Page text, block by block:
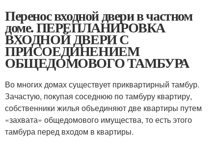
Перенос входной двери в частном
доме. ПЕРЕПЛАНИРОВКА
ВХОДНОЙ ДВЕРИ С
ПРИСОЕДИНЕНИЕМ
ОБЩЕДОМОВОГО ТАМБУРА
Во многих домах существует приквартирный тамбур.
Зачастую, покупая соседнюю по тамбуру квартиру,
собственники жилья объединяют две квартиры путем
«захвата» общедомового имущества, то есть этого
тамбура перед входом в квартиры.